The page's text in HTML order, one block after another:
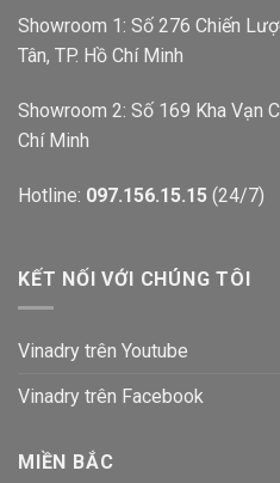
Showroom 1: Số 276 Chiến
Tân, TP. Hồ Chí Minh
Showroom 2: Số 169 Kha Vạn
Chí Minh
Hotline: 097.156.15.15 (24/7)
KẾT NỐI VỚI CHÚNG TÔI
Vinadry trên Youtube
Vinadry trên Facebook
MIỀN BẮC